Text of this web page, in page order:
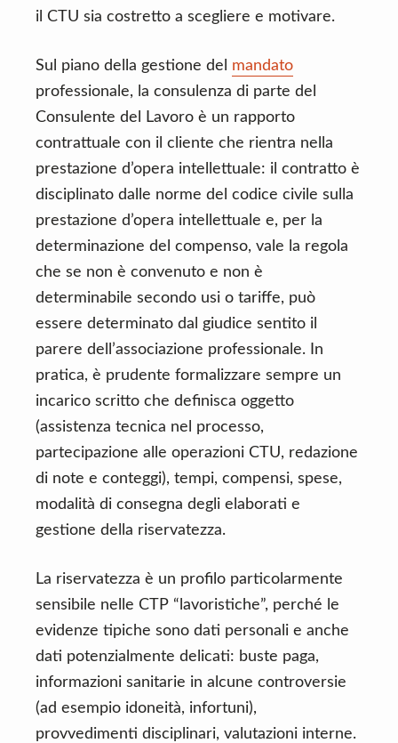
il CTU sia costretto a scegliere e motivare.
Sul piano della gestione del mandato
professionale, la consulenza di parte del
Consulente del Lavoro è un rapporto
contrattuale con il cliente che rientra nella
prestazione d’opera intellettuale: il contratto è
disciplinato dalle norme del codice civile sulla
prestazione d’opera intellettuale e, per la
determinazione del compenso, vale la regola
che se non è convenuto e non è
determinabile secondo usi o tariffe, può
essere determinato dal giudice sentito il
parere dell’associazione professionale. In
pratica, è prudente formalizzare sempre un
incarico scritto che definisca oggetto
(assistenza tecnica nel processo,
partecipazione alle operazioni CTU, redazione
di note e conteggi), tempi, compensi, spese,
modalità di consegna degli elaborati e
gestione della riservatezza.
La riservatezza è un profilo particolarmente
sensibile nelle CTP “lavoristiche”, perché le
evidenze tipiche sono dati personali e anche
dati potenzialmente delicati: buste paga,
informazioni sanitarie in alcune controversie
(ad esempio idoneità, infortuni),
provvedimenti disciplinari, valutazioni interne.